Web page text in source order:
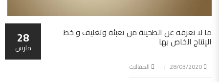
ما لا تعرفه عن الطحينة من تعبئة وتغليف و خط
الإنتاج الخاص بها
المقالات
28
مارس